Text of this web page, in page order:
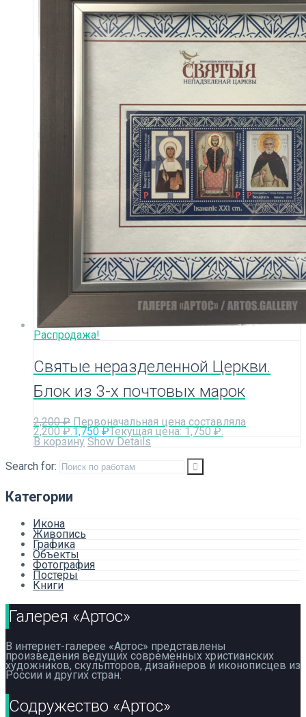
Распродажа!
Святые неразделенной Церкви.
Блок из 3-х почтовых марок
2,200₽ Первоначальная цена составляла
2,200 ₽.1,750₽Текущая цена: 1,750 ₽.
В корзину Show Details
Search for:
Категории
Икона
Живопись
Графика
Объекты
Фотография
Постеры
Книги
Галерея «Артос»
В интернет-галерее «Артос» представлены
произведения ведущих современных христианских
художников, скульпторов, дизайнеров и иконописцев из
России и других стран.
Содружество «Артос»